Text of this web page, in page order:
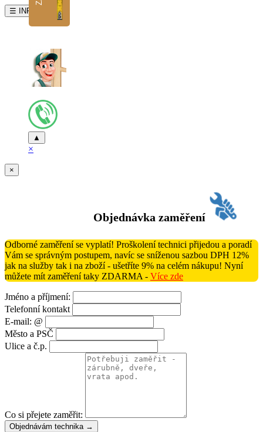
☰ INFO
▲
×
×
Objednávka zaměření
Odborné zaměření se vyplatí! Proškolení technici přijedou a poradí
Vám se správným postupem, navíc se sníženou sazbou DPH 12%
jak na služby tak i na zboží - ušetříte 9% na celém nákupu! Nyní
můžete mít zaměření taky ZDARMA - Více zde
Jméno a příjmení:
Telefonní kontakt
E-mail: @
Město a PSČ
Ulice a č.p.
Co si přejete zaměřit:
Objednávám technika →